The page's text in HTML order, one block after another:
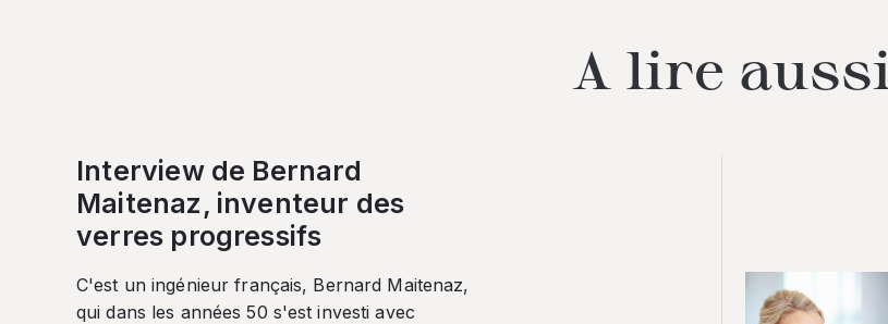
A lire aussi
Interview de Bernard
Maitenaz, inventeur des
verres progressifs
C'est un ingénieur français, Bernard Maitenaz,
qui dans les années 50 s'est investi avec